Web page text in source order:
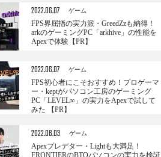
2022.06.07 ゲーム
FPS界屈指の実力派・GreedZzも納得！
arkのゲーミングPC「arkhive」の性能を
Apexで体験【PR】
2022.06.07 ゲーム
FPS初心者にこそおすすめ！プロゲーマ
ー・keptがパソコン工房のゲーミング
PC「LEVEL∞」の実力をApexで試して
みた 【PR】
2022.06.03 ゲーム
Apexプレデター・Lightも大満足！
FRONTIERのBTOパソコンの実力を検証